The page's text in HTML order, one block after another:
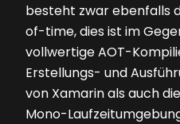
besteht zwar ebenfalls
of-time, dies ist im
vollwertige AOT-
Erstellungs- und
von Xamarin als auch
Mono-